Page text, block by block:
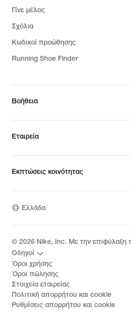
Γίνε μέλος
Σχόλια
Κωδικοί προώθησης
Running Shoe Finder
Βοήθεια
Εταιρεία
Εκπτώσεις κοινότητας
Ελλάδα
© 2026 Nike, Inc. Με την επιφύλαξη
Οδηγοί
Όροι χρήσης
Όροι πώλησης
Στοιχεία εταιρείας
Πολιτική απορρήτου και cookie
Ρυθμίσεις απορρήτου και cookie